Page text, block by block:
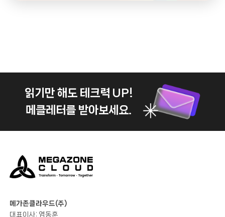
읽기만 해도 테크력 UP!
메클레터를 받아보세요.
메가존클라우드(주)
대표이사: 염동훈